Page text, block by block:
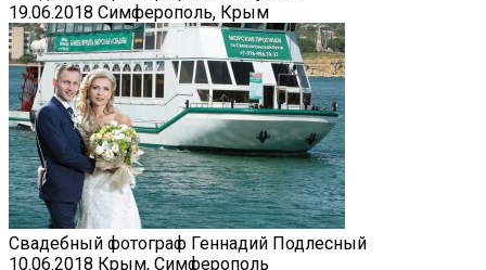
19.06.2018 Симферополь, Крым
Свадебный фотограф Геннадий Подлесный
10.06.2018 Крым, Симферополь